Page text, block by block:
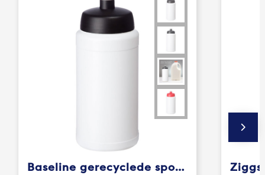
Baseline gerecyclede sportfles van 500 ml